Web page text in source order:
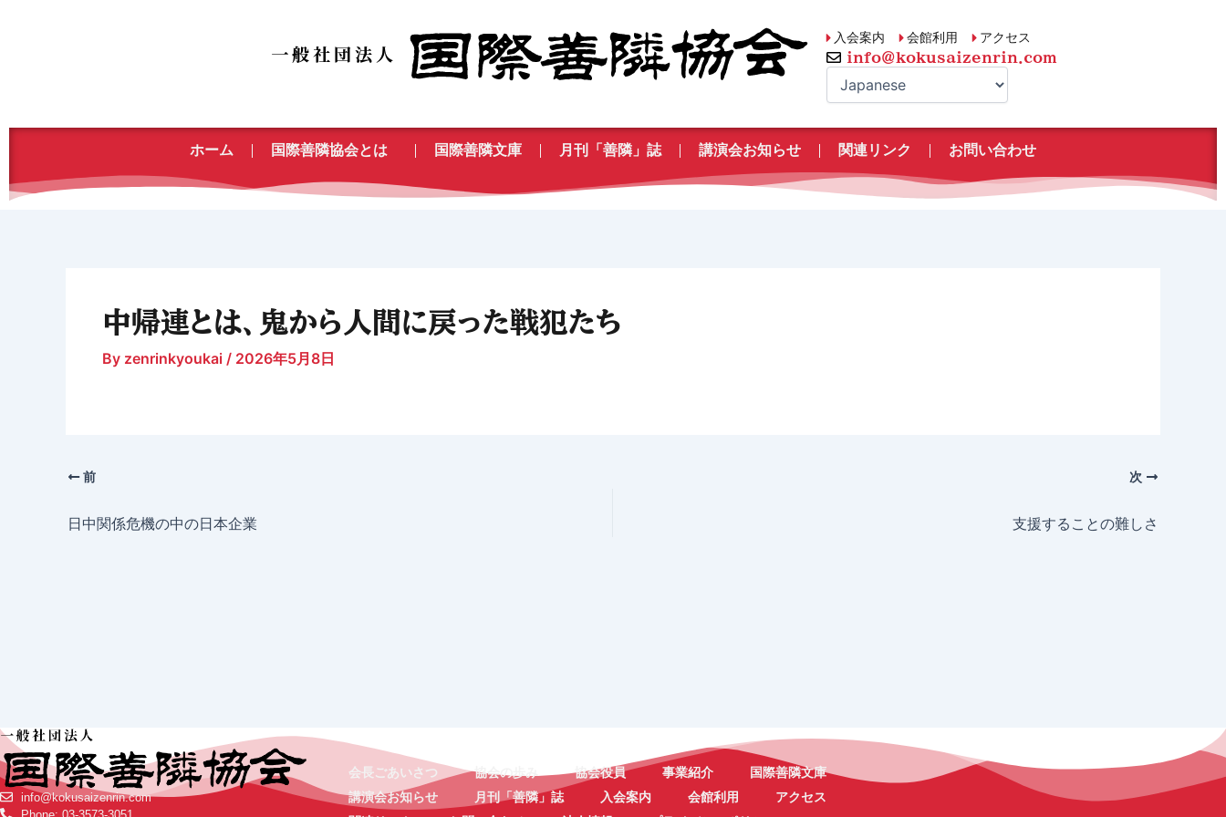
ッ
入会案内 会館利用
アクセス
info@kokusaizenrin.com
ホーム 国際善隣協会とは 国際善隣文庫 月刊「善隣」誌 講演会お知らせ 関連リンク お問い合わせ
中帰連とは、鬼から人間に戻った戦犯たち
By zenrinkyoukai / 2026年5月8日
前
日中関係危機の中の日本企業
次
支援することの難しさ
info@kokusaizenrin.com
会長ごあいさつ 協会の歩み 協会役員 事業紹介
国際善隣文庫
講演会お知らせ
月刊「善隣」誌 入会案内 会館利用
アクセス